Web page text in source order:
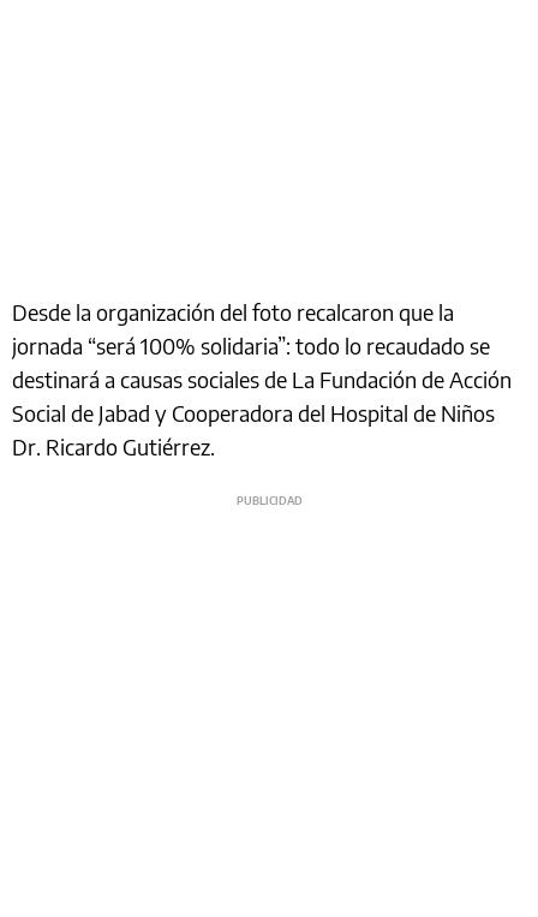
Desde la organización del foto recalcaron que la
jornada “será 100% solidaria”: todo lo recaudado se
destinará a causas sociales de La Fundación de Acción
Social de Jabad y Cooperadora del Hospital de Niños
Dr. Ricardo Gutiérrez.